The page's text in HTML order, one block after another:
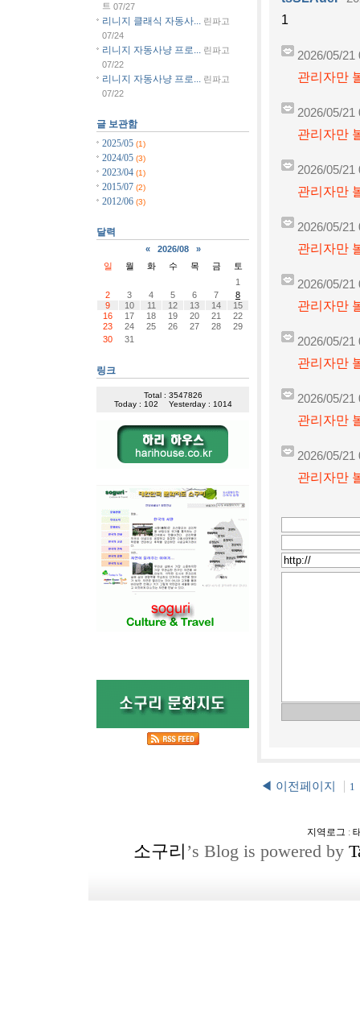
1
2026/05/21
관리자만
2026/05/21
관리자만
2026/05/21
관리자만
2026/05/21
관리자만
2026/05/21
관리자만
2026/05/21
관리자만
2026/05/21
관리자만
2026/05/21
관리자만
◀ 이전페이지 1
트 07/27
리니지 클래식 자동사...
린파고
07/24
리니지 자동사냥 프로...
린파고
07/22
리니지 자동사냥 프로...
린파고
07/22
글 보관함
2025/05 (1)
2024/05 (3)
2023/04 (1)
2015/07 (2)
2012/06 (3)
달력
« 2026/08
»
일
월 화 수 목 금
토
1
2
3 4 5 6 7
8
9
10 11 12 13 14
15
16
17 18 19 20 21
22
23
24 25 26 27 28
29
30
31
링크
Total : 3547826
Today : 102
Yesterday : 1014
지역로그 :
소구리 ’s Blog is powered by